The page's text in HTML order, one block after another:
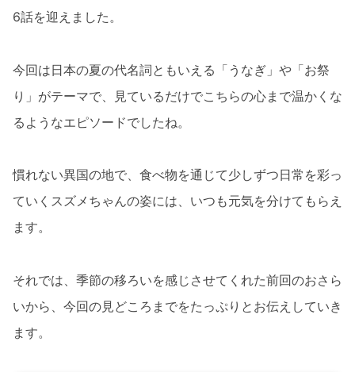
6話を迎えました。
今回は日本の夏の代名詞ともいえる「うなぎ」や「お祭
り」がテーマで、見ているだけでこちらの心まで温かくな
るようなエピソードでしたね。
慣れない異国の地で、食べ物を通じて少しずつ日常を彩っ
ていくスズメちゃんの姿には、いつも元気を分けてもらえ
ます。
それでは、季節の移ろいを感じさせてくれた前回のおさら
いから、今回の見どころまでをたっぷりとお伝えしていき
ます。